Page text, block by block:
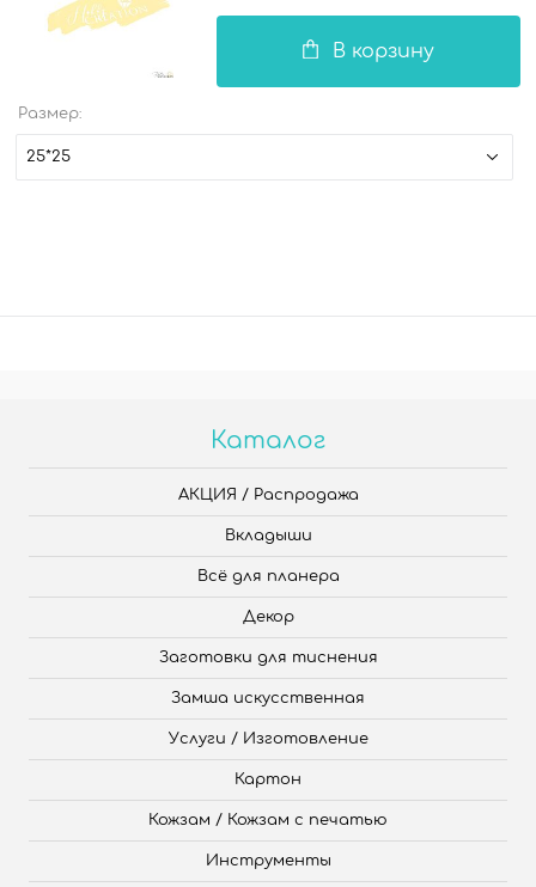
В корзину
Размер:
25*25
Каталог
АКЦИЯ / Распродажа
Вкладыши
Всё для планера
Декор
Заготовки для тиснения
Замша искусственная
Услуги / Изготовление
Картон
Кожзам / Кожзам с печатью
Инструменты